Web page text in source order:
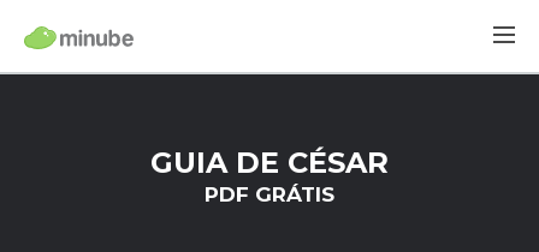
GUIA DE CÉSAR
PDF GRÁTIS